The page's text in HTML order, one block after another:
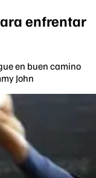
enfrentar
en buen camino
John